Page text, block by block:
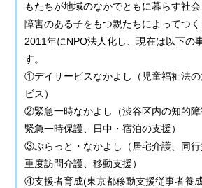
もたちが地域のなかでともに暮らす社
障害のある子をもつ親たちによってつく
2011年にNPO法人化し、現在は以下の
す。
①デイサービスなかよし（児童福祉法
ビス）
②緊急一時なかよし（渋谷区内の知的
緊急一時保護、日中・宿泊の支援）
③ぷらっと・なかよし（居宅介護、同行
重度訪問介護、移動支援）
④支援者育成(東京都移動支援従事者養